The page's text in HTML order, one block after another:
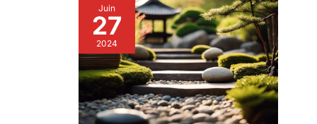
Juin
27
2024